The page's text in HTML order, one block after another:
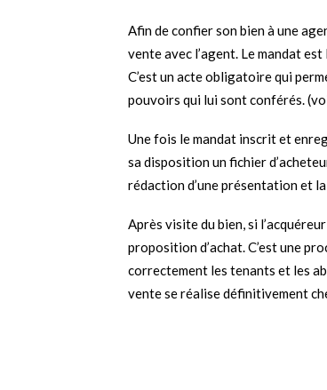
Afin de confier son bien à une
vente avec l’agent. Le mandat
C’est un acte obligatoire qui
pouvoirs qui lui sont conférés.
Une fois le mandat inscrit et
sa disposition un fichier
rédaction d’une présentation et
Après visite du bien, si
proposition d’achat. C’est une
correctement les tenants et les
vente se réalise définitivement